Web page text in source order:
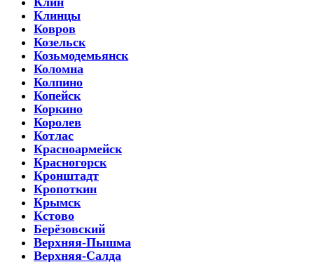
Клинцы
Ковров
Козельск
Козьмодемьянск
Коломна
Колпино
Копейск
Коркино
Королев
Котлас
Красноармейск
Красногорск
Кронштадт
Кропоткин
Крымск
Кстово
Берёзовский
Верхняя-Пышма
Верхняя-Салда